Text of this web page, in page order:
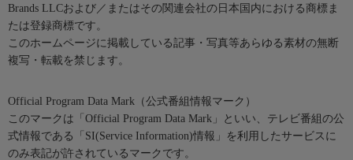
Brands LLCおよび／またはその関連会社の日本国内における商標ま
たは登録商標です。
このホームページに掲載している記事・写真等あらゆる素材の無断
複写・転載を禁じます。
Official Program Data Mark（公式番組情報マーク）
このマークは「Official Program Data Mark」といい、テレビ番組の公
式情報である「SI(Service Information)情報」を利用したサービスに
のみ表記が許されているマークです。